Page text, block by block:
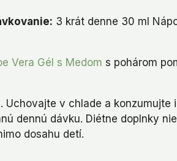
3 krát denne 30 ml
Vera Gél s Medom s pohárom
Uchovajte v chlade a konzumujte
dennú dávku. Diétne doplnky
dosahu detí.